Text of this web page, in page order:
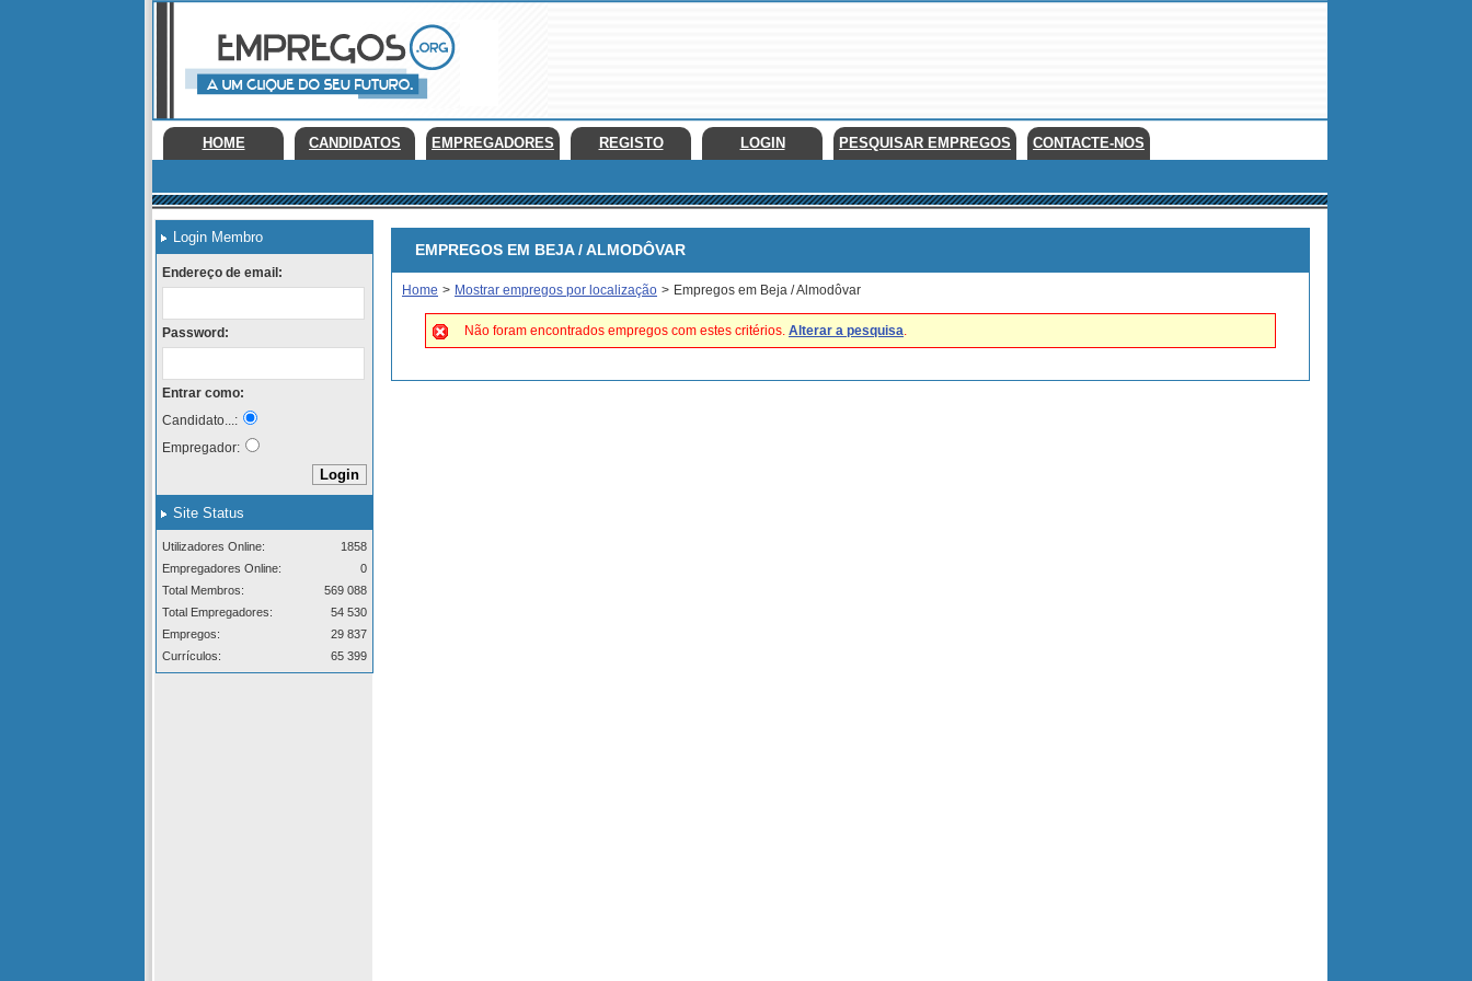
HOME CANDIDATOS EMPREGADORES REGISTO LOGIN PESQUISAR EMPREGOS CONTACTE-NOS
Login Membro
Endereço de email:
Password:
Entrar como:
Candidato...:
Empregador:
Site Status
Utilizadores Online:
1858
Empregadores Online:
0
Total Membros:
569 088
Total Empregadores:
54 530
Empregos:
29 837
Currículos:
65 399
EMPREGOS EM BEJA / ALMODÔVAR
Home > Mostrar empregos por localização > Empregos em Beja / Almodôvar
Não foram encontrados empregos com estes critérios. Alterar a pesquisa.